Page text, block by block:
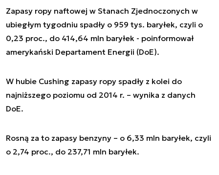
Zapasy ropy naftowej w Stanach Zjednoczonych w
ubiegłym tygodniu spadły o 959 tys. baryłek, czyli o
0,23 proc., do 414,64 mln baryłek - poinformował
amerykański Departament Energii (DoE).
W hubie Cushing zapasy ropy spadły z kolei do
najniższego poziomu od 2014 r. – wynika z danych
DoE.
Rosną za to zapasy benzyny – o 6,33 mln baryłek, czyli
o 2,74 proc., do 237,71 mln baryłek.